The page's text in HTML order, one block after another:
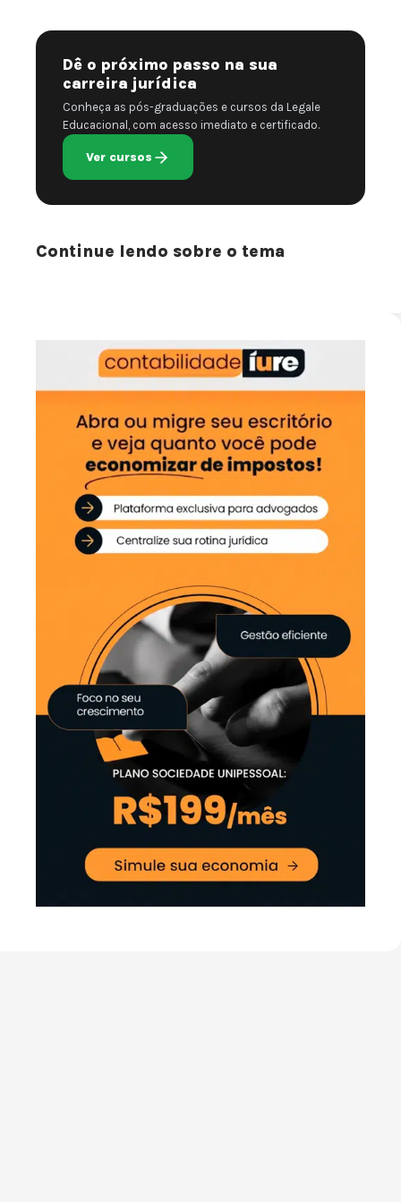
Dê o próximo passo na sua
carreira jurídica
Conheça as pós-graduações e cursos da Legale
Educacional, com acesso imediato e certificado.
Ver cursos
Continue lendo sobre o tema